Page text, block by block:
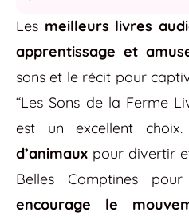
Les meilleurs livres
apprentissage et
sons et le récit pour
“Les Sons de la Ferme
est un excellent
d’animaux pour divertir
Belles Comptines
encourage le